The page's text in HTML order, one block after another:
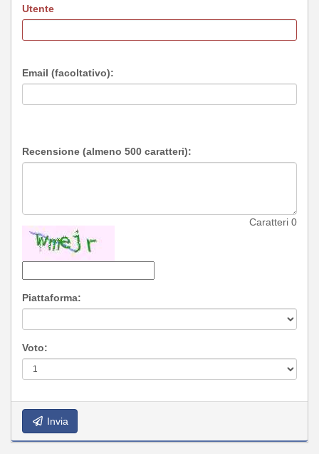
Utente
Email (facoltativo):
Recensione (almeno 500 caratteri):
Caratteri 0
Piattaforma:
Voto:
Invia